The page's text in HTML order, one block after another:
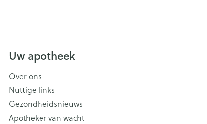
Uw apotheek
Over ons
Nuttige links
Gezondheidsnieuws
Apotheker van wacht